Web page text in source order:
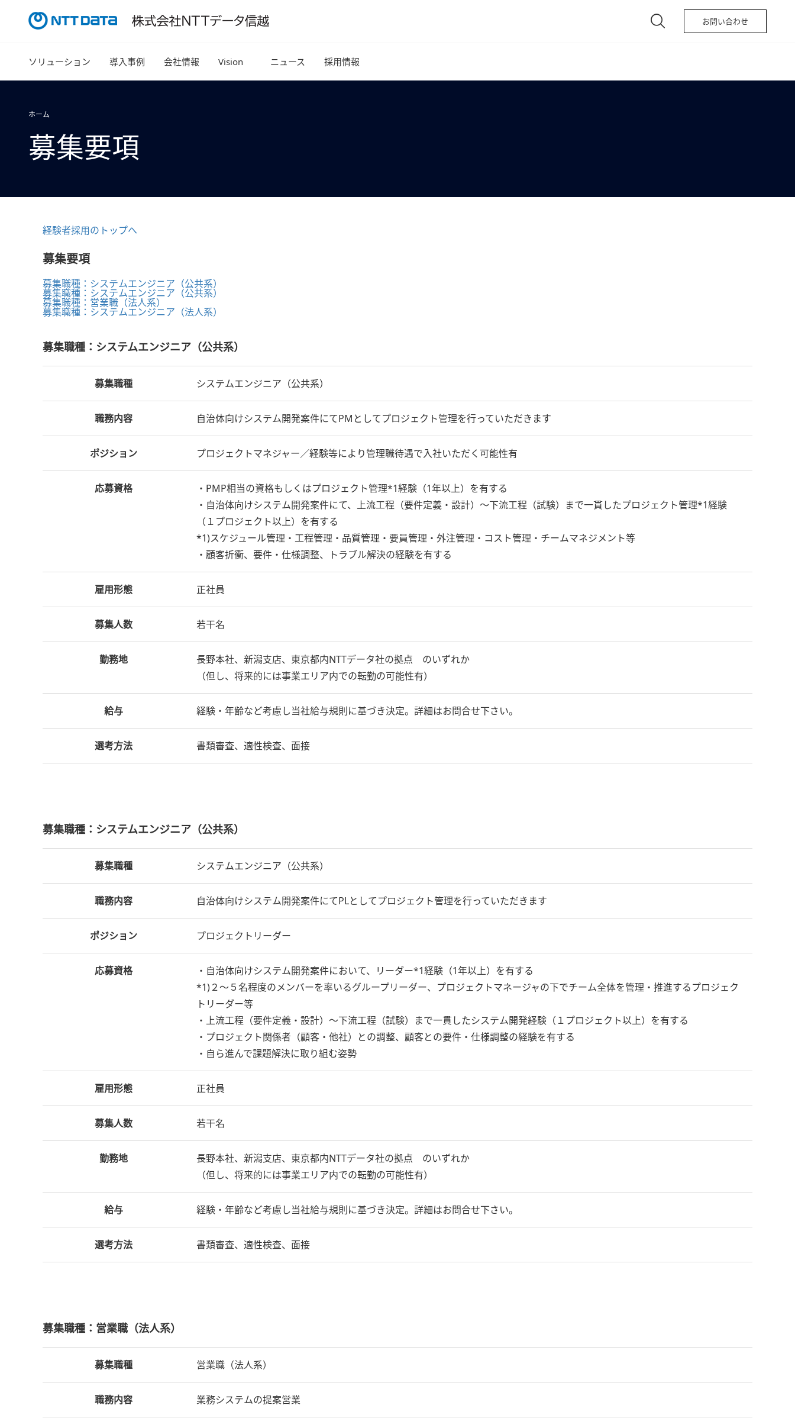
お問い合わせ
ソリューション 導入事例 会社情報 Vision ニュース 採用情報
ホーム
募集要項
経験者採用のトップへ
募集要項
募集職種：システムエンジニア（公共系）
募集職種：システムエンジニア（公共系）
募集職種：営業職（法人系）
募集職種：システムエンジニア（法人系）
募集職種：システムエンジニア（公共系）
募集職種 システムエンジニア（公共系）
職務内容 自治体向けシステム開発案件にてPMとしてプロジェクト管理を行っていただきます
ポジション プロジェクトマネジャー／経験等により管理職待遇で入社いただく可能性有
応募資格
・PMP相当の資格もしくはプロジェクト管理*1経験（1年以上）を有する
・自治体向けシステム開発案件にて、上流工程（要件定義・設計）～下流工程（試験）まで一貫したプロジェクト管理*1経験
（１プロジェクト以上）を有する
*1)スケジュール管理・工程管理・品質管理・要員管理・外注管理・コスト管理・チームマネジメント等
・顧客折衝、要件・仕様調整、トラブル解決の経験を有する
雇用形態 正社員
募集人数 若干名
勤務地
長野本社、新潟支店、東京都内NTTデータ社の拠点 のいずれか
（但し、将来的には事業エリア内での転勤の可能性有）
給与 経験・年齢など考慮し当社給与規則に基づき決定。詳細はお問合せ下さい。
選考方法 書類審査、適性検査、面接
募集職種：システムエンジニア（公共系）
募集職種 システムエンジニア（公共系）
職務内容 自治体向けシステム開発案件にてPLとしてプロジェクト管理を行っていただきます
ポジション プロジェクトリーダー
応募資格
・自治体向けシステム開発案件において、リーダー*1経験（1年以上）を有する
*1)２～５名程度のメンバーを率いるグループリーダー、プロジェクトマネージャの下でチーム全体を管理・推進するプロジェク
トリーダー等
・上流工程（要件定義・設計）～下流工程（試験）まで一貫したシステム開発経験（１プロジェクト以上）を有する
・プロジェクト関係者（顧客・他社）との調整、顧客との要件・仕様調整の経験を有する
・自ら進んで課題解決に取り組む姿勢
雇用形態 正社員
募集人数 若干名
勤務地
長野本社、新潟支店、東京都内NTTデータ社の拠点 のいずれか
（但し、将来的には事業エリア内での転勤の可能性有）
給与 経験・年齢など考慮し当社給与規則に基づき決定。詳細はお問合せ下さい。
選考方法 書類審査、適性検査、面接
募集職種：営業職（法人系）
募集職種 営業職（法人系）
職務内容 業務システムの提案営業